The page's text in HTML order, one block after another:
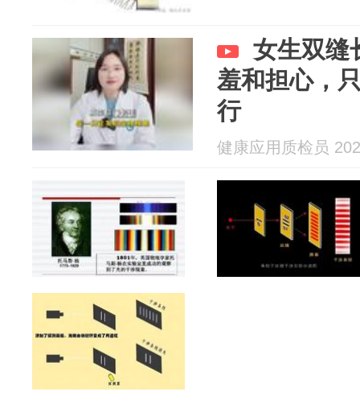
女生双缝
羞和担心，
行
健康应用质检员